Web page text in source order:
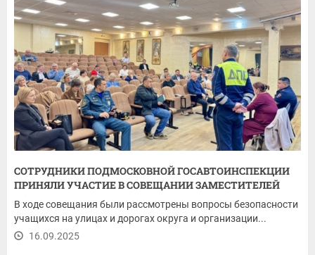
СОТРУДНИКИ ПОДМОСКОВНОЙ ГОСАВТОИНСПЕКЦИИ
ПРИНЯЛИ УЧАСТИЕ В СОВЕЩАНИИ ЗАМЕСТИТЕЛЕЙ
ПО...
В ходе совещания были рассмотрены вопросы безопасности
учащихся на улицах и дорогах округа и организации...
16.09.2025